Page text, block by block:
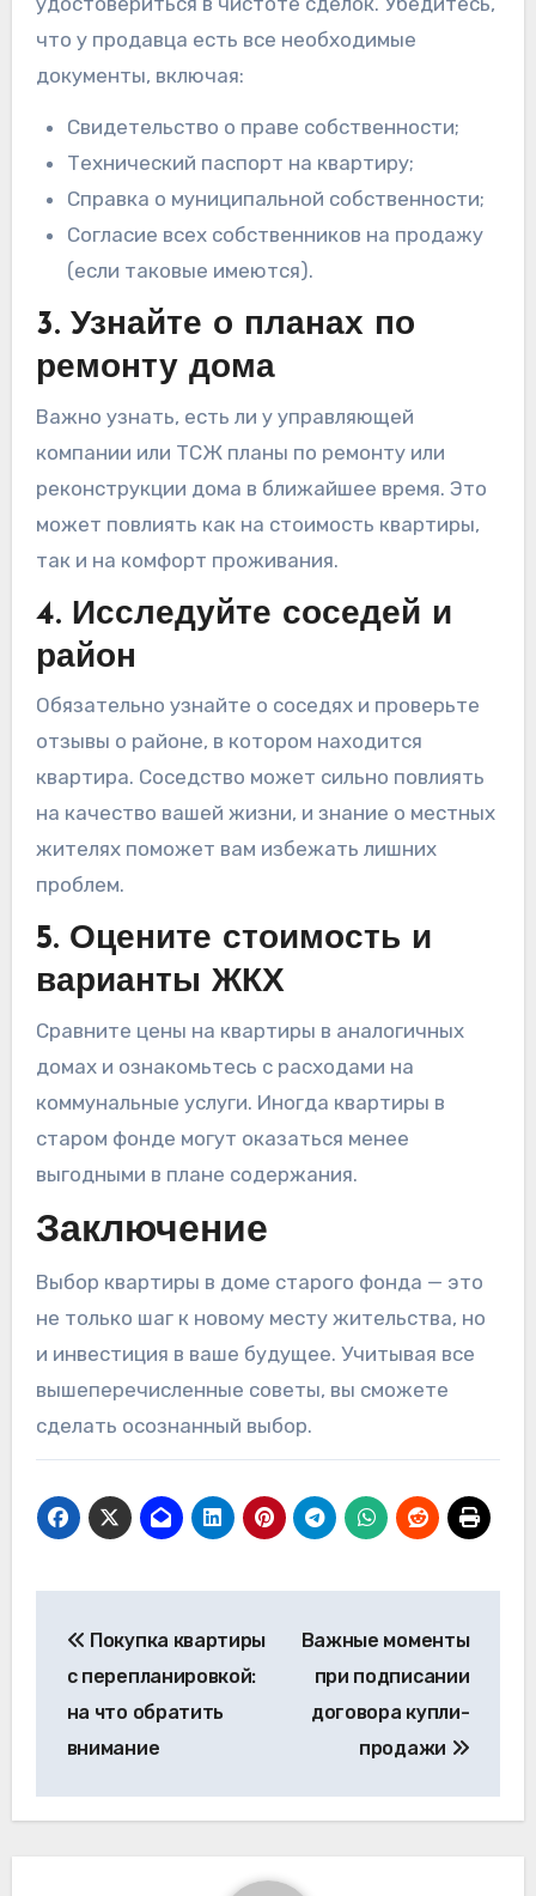
что у продавца есть все необходимые
документы, включая:
Свидетельство о праве собственности;
Технический паспорт на квартиру;
Справка о муниципальной собственности;
Согласие всех собственников на продажу
(если таковые имеются).
3. Узнайте о планах по
ремонту дома
Важно узнать, есть ли у управляющей
компании или ТСЖ планы по ремонту или
реконструкции дома в ближайшее время. Это
может повлиять как на стоимость квартиры,
так и на комфорт проживания.
4. Исследуйте соседей и
район
Обязательно узнайте о соседях и проверьте
отзывы о районе, в котором находится
квартира. Соседство может сильно повлиять
на качество вашей жизни, и знание о местных
жителях поможет вам избежать лишних
проблем.
5. Оцените стоимость и
варианты ЖКХ
Сравните цены на квартиры в аналогичных
домах и ознакомьтесь с расходами на
коммунальные услуги. Иногда квартиры в
старом фонде могут оказаться менее
выгодными в плане содержания.
Заключение
Выбор квартиры в доме старого фонда — это
не только шаг к новому месту жительства, но
и инвестиция в ваше будущее. Учитывая все
вышеперечисленные советы, вы сможете
сделать осознанный выбор.
по
записям
Покупка квартиры
с перепланировкой:
на что обратить
внимание
Важные моменты
при подписании
договора купли-
продажи